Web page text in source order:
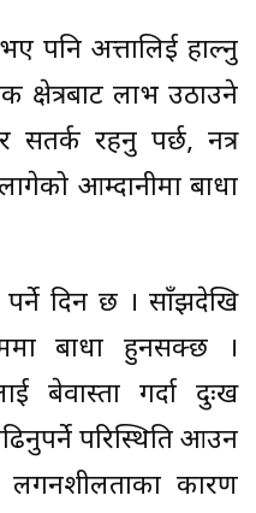
पनि अत्तालिई हाल्नु
क्षेत्रबाट लाभ उठाउने
रहनु पर्छ, नत्र
आम्दानीमा बाधा
दिन छ । साँझदेखि
बाधा हुनसक्छ ।
बेवास्ता गर्दा दुःख
परिस्थिति आउन
कारण